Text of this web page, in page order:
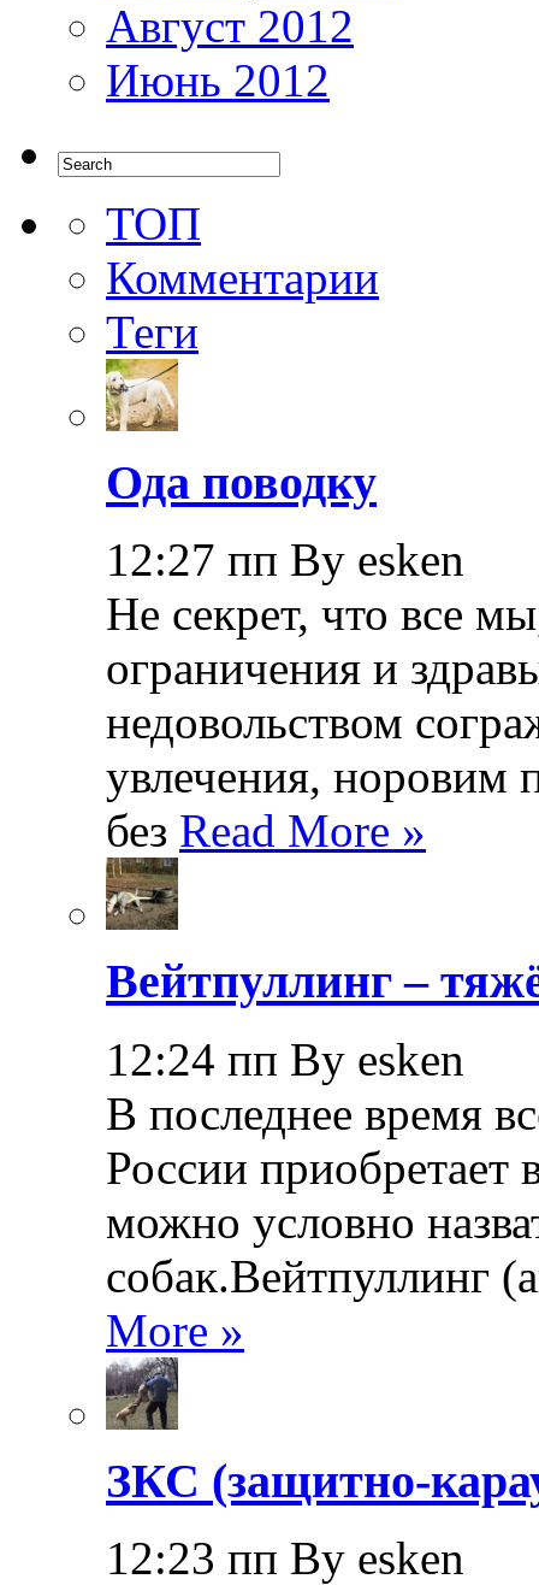
Август 2012
Июнь 2012
ТОП
Комментарии
Теги
Ода поводку
12:27 пп By esken
Не секрет, что все
ограничения и
недовольством
увлечения, норовим
без Read More »
Вейтпуллинг –
12:24 пп By esken
В последнее время
России приобретает
можно условно
собак.Вейтпуллинг
More »
ЗКС (защитно-
12:23 пп By esken